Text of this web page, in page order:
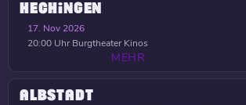
HECHINGEN
17. Nov 2026
20:00 Uhr Burgtheater Kinos
MEHR
ALBSTADT